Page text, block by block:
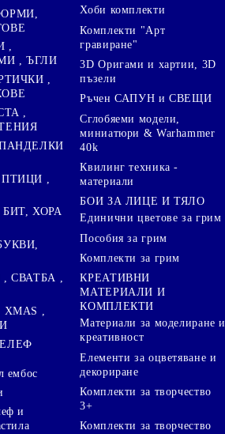
,
, ЪГЛИ
,
,
,
ХОРА
СВАТБА ,
,
ембос
и
Хоби комплекти
Комплекти "Арт
гравиране"
3D Оригами и хартии, 3D
пъзели
Ръчен САПУН и СВЕЩИ
Сглобяеми модели,
миниатюри & Warhammer
40k
Квилинг техника -
материали
БОИ ЗА ЛИЦЕ И ТЯЛО
Единични цветове за грим
Пособия за грим
Комплекти за грим
КРЕАТИВНИ
МАТЕРИАЛИ И
КОМПЛЕКТИ
Mатериали за моделиране и
креативност
Елементи за оцветяване и
декориране
Комплекти за творчество
3+
Комплекти за творчество